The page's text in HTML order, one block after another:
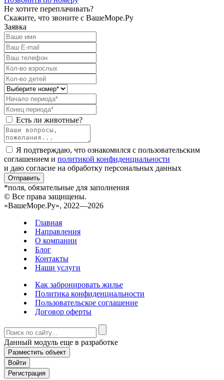
Не хотите переплачивать?
Скажите, что звоните с ВашеМоре.Ру
Заявка
Есть ли животные?
Я подтверждаю, что ознакомился с пользовательским
соглашением и политикой конфиденциальности
и даю согласие на обработку персональных данных
Отправить
*поля, обязательные для заполнения
© Все права защищены.
«ВашеМоре.Ру», 2022—2026
Главная
Направления
О компании
Блог
Контакты
Наши услуги
Как забронировать жилье
Политика конфиденциальности
Пользовательское соглашение
Договор оферты
Данный модуль еще в разработке
Разместить объект
Войти
Регистрация